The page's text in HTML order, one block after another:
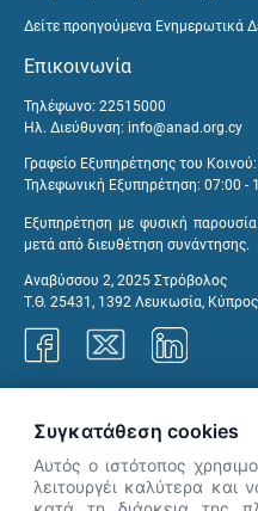
Δείτε προηγούμενα Ενημερωτικά
Επικοινωνία
Τηλέφωνο: 22515000
Ηλ. Διεύθυνση: info@anad.org.cy
Γραφείο Εξυπηρέτησης του
Τηλεφωνική Εξυπηρέτηση: 07:00 -
Εξυπηρέτηση με φυσική
μετά από διευθέτηση συνάντησης.
Αναβύσσου 2, 2025 Στρόβολος
Τ.Θ. 25431, 1392 Λευκωσία, Κύπρος
Συγκατάθεση cookies
Αυτός ο ιστότοπος
λειτουργέι καλύτερα και